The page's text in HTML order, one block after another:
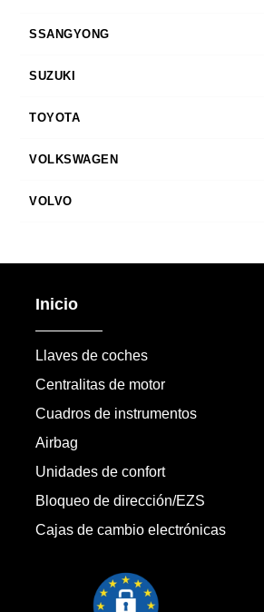
SSANGYONG
SUZUKI
TOYOTA
VOLKSWAGEN
VOLVO
Inicio
Llaves de coches
Centralitas de motor
Cuadros de instrumentos
Airbag
Unidades de confort
Bloqueo de dirección/EZS
Cajas de cambio electrónicas